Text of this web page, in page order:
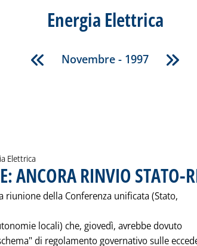
Energia Elettrica
Novembre - 1997
Elettrica
ANCORA RINVIO STATO-
riunione della Conferenza unificata (Stato,
locali) che, giovedì, avrebbe dovuto
di regolamento governativo sulle